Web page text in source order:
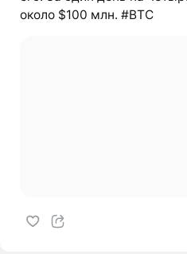
около $100 млн. #BTC